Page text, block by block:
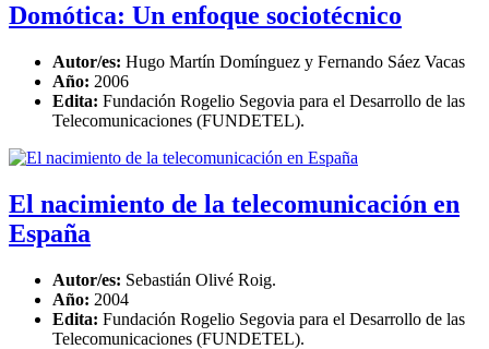
Domótica: Un enfoque sociotécnico
Autor/es: Hugo Martín Domínguez y Fernando Sáez Vacas
Año: 2006
Edita: Fundación Rogelio Segovia para el Desarrollo de las
Telecomunicaciones (FUNDETEL).
El nacimiento de la telecomunicación en
España
Autor/es: Sebastián Olivé Roig.
Año: 2004
Edita: Fundación Rogelio Segovia para el Desarrollo de las
Telecomunicaciones (FUNDETEL).